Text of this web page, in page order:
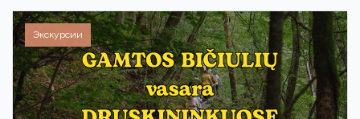
Экскурсии